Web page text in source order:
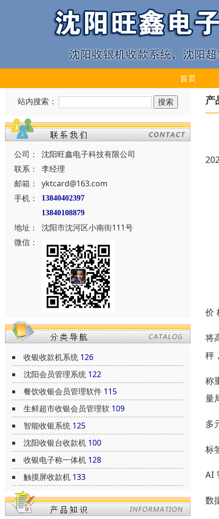
首页
站内搜索：
公司：
沈阳旺鑫电子科技有限公司
联系：
李经理
邮箱：
yktcard@163.com
手机：
13840402397
13840108879
地址：
沈阳市沈河区小南街111号
微信：
收银收款机系统 126
沈阳会员管理系统 122
餐饮收银会员管理软件 115
生鲜超市收银会员管理软 109
智能收银系统 125
沈阳收银台收款机 100
收银电子称一体机 128
触摸屏收款机 133
产
价
将
秤
称
量
多
标
AI
数